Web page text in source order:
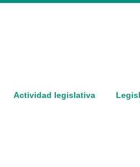
Actividad legislativa